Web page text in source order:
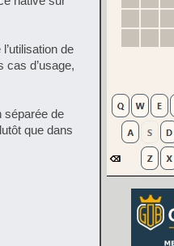
de
cas d’usage,
séparée de
que dans